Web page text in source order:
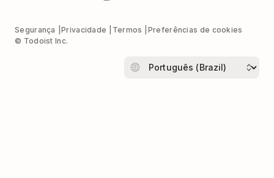
Segurança Privacidade Termos
Preferências de cookies
© Todoist Inc.